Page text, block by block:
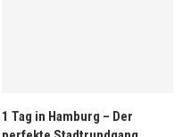
1 Tag in Hamburg – Der